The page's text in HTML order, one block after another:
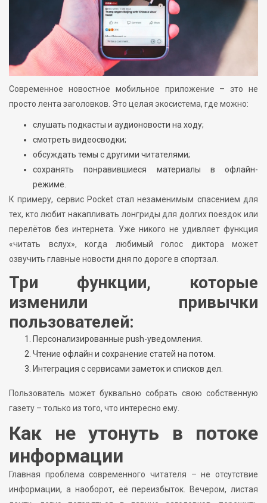
Современное новостное мобильное приложение – это не
просто лента заголовков. Это целая экосистема, где можно:
слушать подкасты и аудионовости на ходу;
смотреть видеосводки;
обсуждать темы с другими читателями;
сохранять понравившиеся материалы в офлайн-
режиме.
К примеру, сервис Pocket стал незаменимым спасением для
тех, кто любит накапливать лонгриды для долгих поездок или
перелётов без интернета. Уже никого не удивляет функция
«читать вслух», когда любимый голос диктора может
озвучить главные новости дня по дороге в спортзал.
Три функции, которые
изменили привычки
пользователей:
Персонализированные push-уведомления.
Чтение офлайн и сохранение статей на потом.
Интеграция с сервисами заметок и списков дел.
Пользователь может буквально собрать свою собственную
газету – только из того, что интересно ему.
Как не утонуть в потоке
информации
Главная проблема современного читателя – не отсутствие
информации, а наоборот, её переизбыток. Вечером, листая